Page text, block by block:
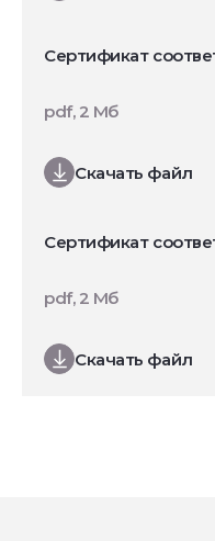
Сертификат
Скачать файл
pdf, 2 Мб
Сертификат
Скачать файл
pdf, 2 Мб